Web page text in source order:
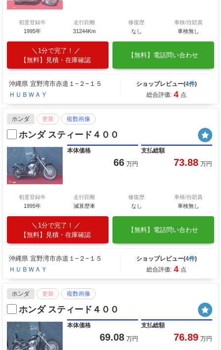
初度登録年
1995年
走行距離
31244Km
修復歴
なし
車検/自賠責
車検無し
1分で完了！
【無料】見積・在庫確認
【無料】電話問い合わせ
沖縄県 宜野湾市赤道１−２−１５
ＨＵＢＷＡＹ
ショップレビュー(4件)
総合評価: 4 点
ホンダ 更新 複数画像
ホンダ スティード４００
本体価格
66 万円
支払総額
73.88 万円
初度登録年
1995年
走行距離
減算歴車
修復歴
なし
車検/自賠責
車検無し
1分で完了！
【無料】見積・在庫確認
【無料】電話問い合わせ
沖縄県 宜野湾市赤道１−２−１５
ＨＵＢＷＡＹ
ショップレビュー(4件)
総合評価: 4 点
ホンダ 更新 複数画像
ホンダ スティード４００
本体価格
69.08 万円
支払総額
76.89 万円